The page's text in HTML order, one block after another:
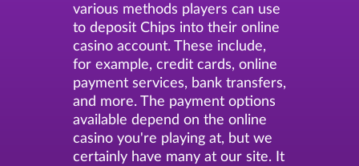
various methods players can use
to deposit Chips into their online
casino account. These include,
for example, credit cards, online
payment services, bank transfers,
and more. The payment options
available depend on the online
casino you're playing at, but we
certainly have many at our site. It